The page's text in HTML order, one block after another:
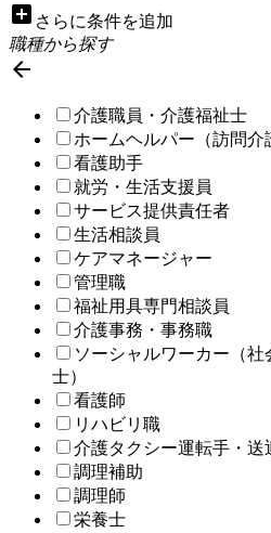
add_box さらに条件を追加
職種から探す

介護職員・介護福祉士
ホームヘルパー（訪問介
看護助手
就労・生活支援員
サービス提供責任者
生活相談員
ケアマネージャー
管理職
福祉用具専門相談員
介護事務・事務職
ソーシャルワーカー（
士）
看護師
リハビリ職
介護タクシー運転手・送
調理補助
調理師
栄養士